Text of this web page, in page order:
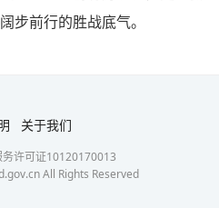
步前行的胜战底气。
关于我们
许可证10120170013
All Rights Reserved